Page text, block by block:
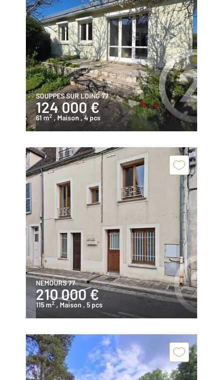
SOUPPES SUR LOING 77
124 000 €
61 m2 , Maison , 4 pcs
NEMOURS 77
210 000 €
115 m2 , Maison , 5 pcs